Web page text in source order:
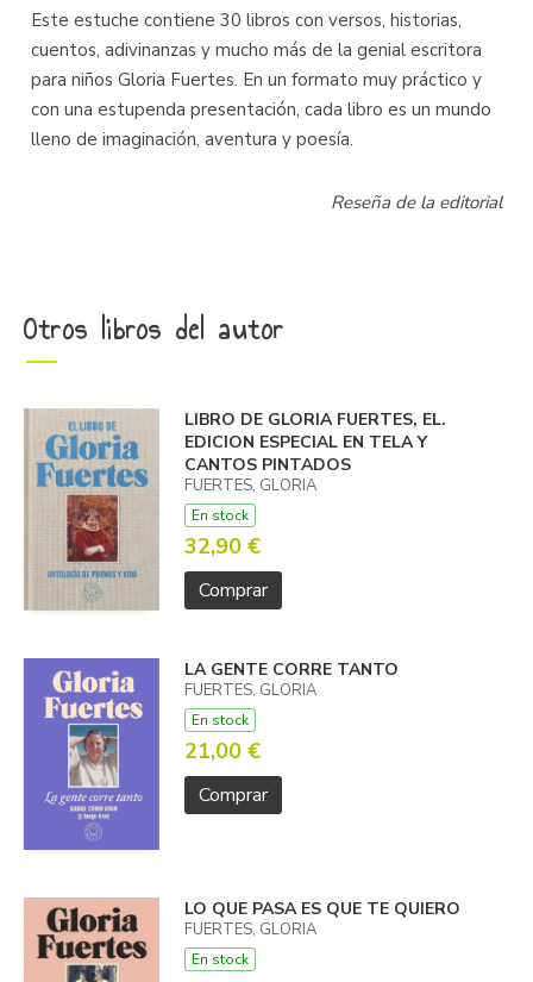
Este estuche contiene 30 libros con versos, historias,
cuentos, adivinanzas y mucho más de la genial escritora
para niños Gloria Fuertes. En un formato muy práctico y
con una estupenda presentación, cada libro es un mundo
lleno de imaginación, aventura y poesía.
Reseña de la editorial
Otros libros del autor
LIBRO DE GLORIA FUERTES, EL.
EDICION ESPECIAL EN TELA Y
CANTOS PINTADOS
FUERTES, GLORIA
En stock
32,90 €
Comprar
LA GENTE CORRE TANTO
FUERTES, GLORIA
En stock
21,00 €
Comprar
LO QUE PASA ES QUE TE QUIERO
FUERTES, GLORIA
En stock